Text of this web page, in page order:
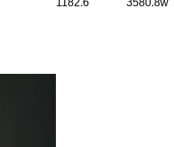
1182.6 3580.8w